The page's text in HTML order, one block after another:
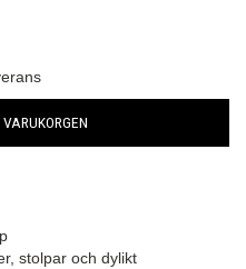
stolpar och dylikt